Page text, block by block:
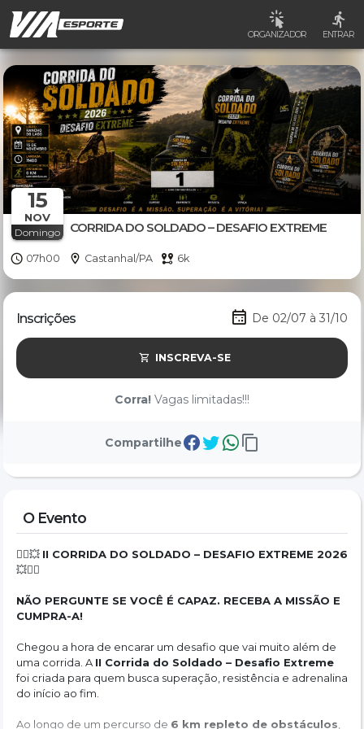
ORGANIZADOR ENTRAR
15
NOV
Domingo CORRIDA DO SOLDADO – DESAFIO EXTREME
07h00 Castanhal/PA 6k
Inscrições De 02/07 à 31/10
INSCREVA-SE
Corra! Vagas limitadas!!!
Compartilhe
O Evento
🏃‍♂️💥 II CORRIDA DO SOLDADO – DESAFIO EXTREME 2026
💥🏃‍♀️
NÃO PERGUNTE SE VOCÊ É CAPAZ. RECEBA A MISSÃO E
CUMPRA-A!
Chegou a hora de encarar um desafio que vai muito além de
uma corrida. A II Corrida do Soldado – Desafio Extreme
foi criada para quem busca superação, resistência e adrenalina
do início ao fim.
Ao longo de um percurso de 6 km repleto de obstáculos,